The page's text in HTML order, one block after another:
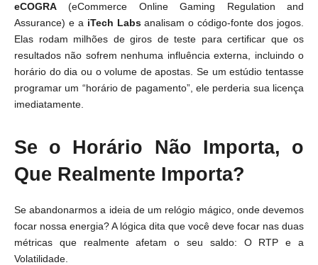
eCOGRA (eCommerce Online Gaming Regulation and
Assurance) e a iTech Labsanalisam o código-fonte dos jogos.
Elas rodam milhões de giros de teste para certificar que os
resultados não sofrem nenhuma influência externa, incluindo o
horário do dia ou o volume de apostas. Se um estúdio tentasse
programar um “horário de pagamento”, ele perderia sua licença
imediatamente.
Se o Horário Não Importa, o
Que Realmente Importa?
Se abandonarmos a ideia de um relógio mágico, onde devemos
focar nossa energia? A lógica dita que você deve focar nas duas
métricas que realmente afetam o seu saldo: O RTP e a
Volatilidade.